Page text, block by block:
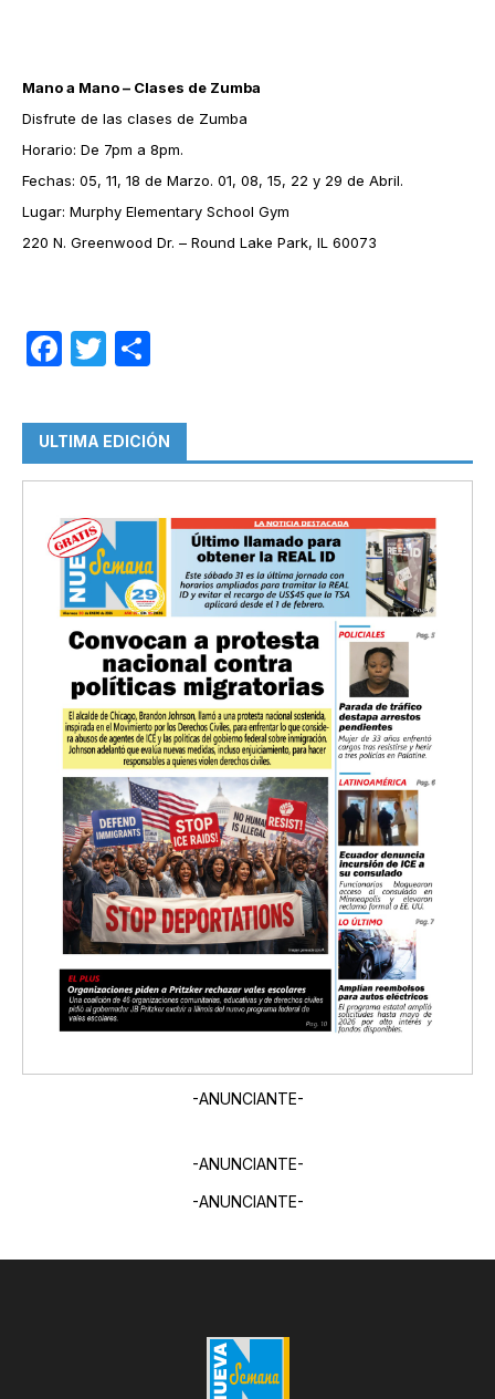
Mano a Mano – Clases de Zumba
Disfrute de las clases de Zumba
Horario: De 7pm a 8pm.
Fechas: 05, 11, 18 de Marzo. 01, 08, 15, 22 y 29 de Abril.
Lugar: Murphy Elementary School Gym
220 N. Greenwood Dr. – Round Lake Park, IL 60073
Facebook
Twitter
ULTIMA EDICIÓN
-ANUNCIANTE-
-ANUNCIANTE-
-ANUNCIANTE-